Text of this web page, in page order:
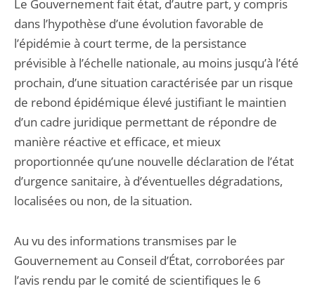
Le Gouvernement fait état, d’autre part, y compris
dans l’hypothèse d’une évolution favorable de
l’épidémie à court terme, de la persistance
prévisible à l’échelle nationale, au moins jusqu’à l’été
prochain, d’une situation caractérisée par un risque
de rebond épidémique élevé justifiant le maintien
d’un cadre juridique permettant de répondre de
manière réactive et efficace, et mieux
proportionnée qu’une nouvelle déclaration de l’état
d’urgence sanitaire, à d’éventuelles dégradations,
localisées ou non, de la situation.
Au vu des informations transmises par le
Gouvernement au Conseil d’État, corroborées par
l’avis rendu par le comité de scientifiques le 6